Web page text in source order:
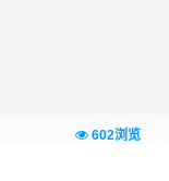
602浏览